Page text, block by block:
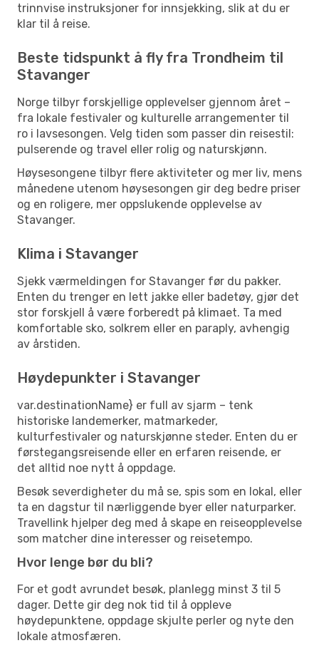
trinnvise instruksjoner for innsjekking, slik at du er
klar til å reise.
Beste tidspunkt å fly fra Trondheim til
Stavanger
Norge tilbyr forskjellige opplevelser gjennom året –
fra lokale festivaler og kulturelle arrangementer til
ro i lavsesongen. Velg tiden som passer din reisestil:
pulserende og travel eller rolig og naturskjønn.
Høysesongene tilbyr flere aktiviteter og mer liv, mens
månedene utenom høysesongen gir deg bedre priser
og en roligere, mer oppslukende opplevelse av
Stavanger.
Klima i Stavanger
Sjekk værmeldingen for Stavanger før du pakker.
Enten du trenger en lett jakke eller badetøy, gjør det
stor forskjell å være forberedt på klimaet. Ta med
komfortable sko, solkrem eller en paraply, avhengig
av årstiden.
Høydepunkter i Stavanger
var.destinationName} er full av sjarm – tenk
historiske landemerker, matmarkeder,
kulturfestivaler og naturskjønne steder. Enten du er
førstegangsreisende eller en erfaren reisende, er
det alltid noe nytt å oppdage.
Besøk severdigheter du må se, spis som en lokal, eller
ta en dagstur til nærliggende byer eller naturparker.
Travellink hjelper deg med å skape en reiseopplevelse
som matcher dine interesser og reisetempo.
Hvor lenge bør du bli?
For et godt avrundet besøk, planlegg minst 3 til 5
dager. Dette gir deg nok tid til å oppleve
høydepunktene, oppdage skjulte perler og nyte den
lokale atmosfæren.